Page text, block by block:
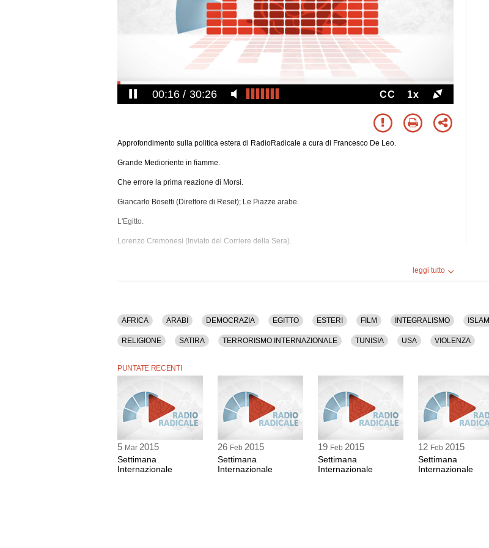
00:16 30:26 CC 1x
Approfondimento sulla politica estera di RadioRadicale a cura di Francesco De Leo.
Grande Medioriente in fiamme.
Che errore la prima reazione di Morsi.
Giancarlo Bosetti (Direttore di Reset); Le Piazze arabe.
L'Egitto.
Lorenzo Cremonesi (Inviato del Corriere della Sera).
Vanna Vannuccini (Inviata de La Repubblica).
Vincenzo Nigro (Inviato de La Repubblica); Sovversione islamica.
La galassia che infiamma il Medioriente.
La fase attuale.
Paolo Branca (Storico delle Religioni) e Leila El Houssi (Docente di Sociologia dei Diritti Umani).
leggi tutto
AFRICA ARABI DEMOCRAZIA EGITTO ESTERI FILM INTEGRALISMO ISLAM
RELIGIONE SATIRA TERRORISMO INTERNAZIONALE TUNISIA USA VIOLENZA
PUNTATE RECENTI
5 Mar 2015
Settimana
Internazionale
26 Feb 2015
Settimana
Internazionale
19 Feb 2015
Settimana
Internazionale
12 Feb 2015
Settimana
Internazionale